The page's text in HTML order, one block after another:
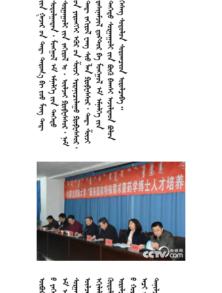
                  ·                                   